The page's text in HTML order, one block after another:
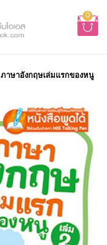
0
ภาษาอังกฤษเล่มแรกของหนู